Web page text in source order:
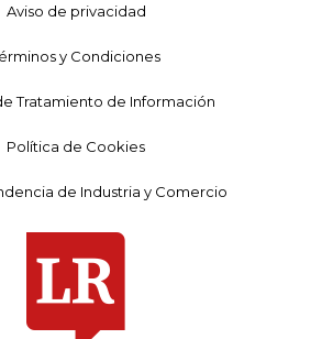
Aviso de privacidad
y Condiciones
Tratamiento de Información
Política de Cookies
de Industria y Comercio